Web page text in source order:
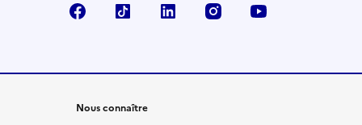
FacebookTikTok LinkedIn Instagram
Nous connaître